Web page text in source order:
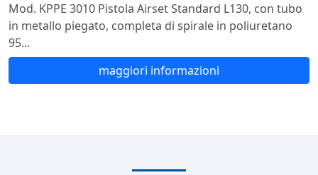
Mod. KPPE 3010 Pistola Airset Standard L130, con tubo
in metallo piegato, completa di spirale in poliuretano
95...
maggiori informazioni